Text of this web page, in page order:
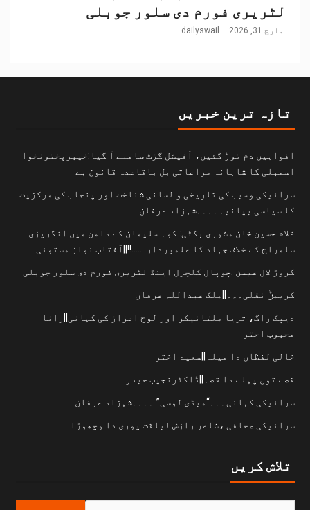
لٹریری فورم دی سلور جوبلی
مارچ 31, 2026 dailyswail
تازہ ترین خبریں
افواہیں دم توڑ گئیں، آفیشل گزٹ سامنے آ گیا:خیبرپختونخوا
اسمبلی کا شاہانہ مراعاتی بل باقاعدہ قانون ہے
سرائیکی وسیب کی تاریخی و لسانی شناخت اور پنجاب کی مرکزیت
کا سیاسی بیانیہ۔۔۔۔شہزاد عرفان
غلام حسین خان مشوری بگٹی: کوہ سلیمان کے دامن میں انگریزی
سامراج کے خلاف جہاد کا علمبردار…….!!||آفتاب نواز مستوئی
کروڑ لال عیسن :چوپال کلچرل اینڈ لٹریری فورم دی سلور جوبلی
کریمݨ نقلی۔۔۔||ملک عبداللہ عرفان
دیپک راگ، ثریا ملتانیکر اور لوح اعزاز کی کہانی||رانا
محبوب اختر
خالی لفظاں دا میلہ||سعید اختر
قصے توں پہلے دا قصہ||ڈاکٹرنجیب حیدر
سرائیکی کہانی۔۔۔“میڈی لوسی” ۔۔۔۔شہزاد عرفان
سرائیکی صحافی ،شاعر رازش لیاقت پوری دا وچھوڑا
تلاش کریں